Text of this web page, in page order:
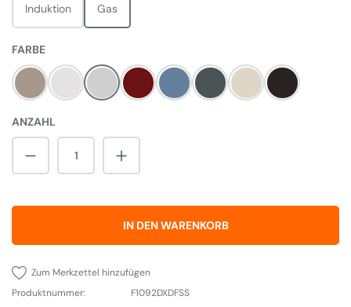
Induktion Gas
FARBEAUSWÄHLEN
Fawn White Steel Cherry RedChina BlueSlate Cream Black
ANZAHL
Produkt Anzahl: Gib den gewünschten
IN DEN WARENKORB
Zum Merkzettel hinzufügen
Produktnummer:
F1092DXDFSS